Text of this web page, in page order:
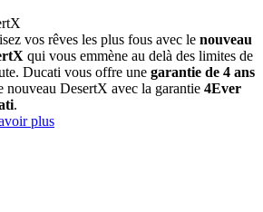
vos rêves les plus fous avec le nouveau
qui vous emmène au delà des limites de
Ducati vous offre une garantie de 4 ans
nouveau DesertX avec la garantie 4Ever
.
plus